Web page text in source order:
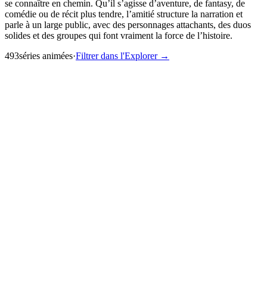
se connaître en chemin. Qu’il s’agisse d’aventure, de fantasy, de
comédie ou de récit plus tendre, l’amitié structure la narration et
parle à un large public, avec des personnages attachants, des duos
solides et des groupes qui font vraiment la force de l’histoire.
493séries animées·Filtrer dans l'Explorer →